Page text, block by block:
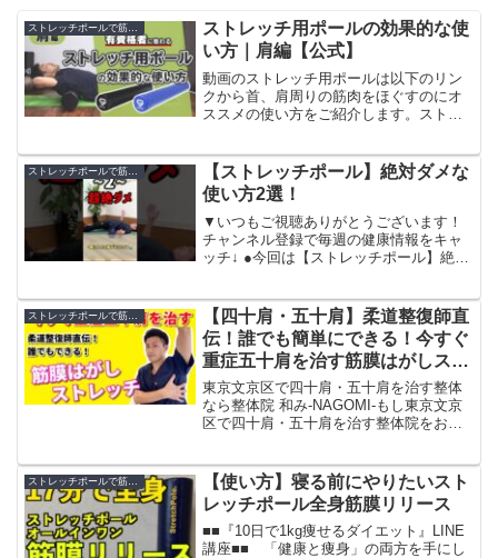
ストレッチポールで筋膜リリース
ストレッチ用ポールの効果的な使
い方｜肩編【公式】
動画のストレッチ用ポールは以下のリン
クから首、肩周りの筋肉をほぐすのにオ
ススメの使い方をご紹介します。ストレ
したけど、あまり活用できていない」
「使い方を確認してから、...
ストレッチポールで筋膜リリース
【ストレッチポール】絶対ダメな
使い方2選！
▼いつもご視聴ありがとうございます！
チャンネル登録で毎週の健康情報をキャ
ッチ↓ ●今回は【ストレッチポール】絶対
律神経の不調を良くする為の情報やトレ
ーニングに関する情報...
【四十肩・五十肩】柔道整復師直
伝！誰でも簡単にできる！今すぐ
重症五十肩を治す筋膜はがしスト
レッチ！
東京文京区で四十肩・五十肩を治す整体
なら整体院 和み-NAGOMI-もし東京文京
区で四十肩・五十肩を治す整体院をお探
師和也 YouTubeチャンネルでは...
ストレッチポールで筋膜リリース
【使い方】寝る前にやりたいスト
レッチポール全身筋膜リリース
■■『10日で1kg痩せるダイエット』LINE
講座■■ 「健康と痩身」の両方を手にし